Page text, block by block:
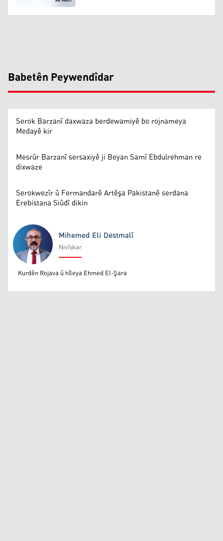
Babetên Peywendîdar
Serok Barzanî daxwaza berdewamiyê bo rojnameya
Medayê kir
Mesrûr Barzanî sersaxiyê ji Beyan Samî Ebdulrehman re
dixwaze
Serokwezîr û Fermandarê Artêşa Pakistanê serdana
Erebistana Siûdî dikin
Mihemed Eli Destmalî
Mihemed Eli Destmalî
Nivîskar
Kurdên Rojava û hîleya Ehmed El-Şara